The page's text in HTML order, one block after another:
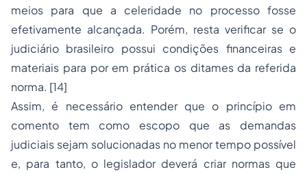
meios para que a celeridade no processo fosse
efetivamente alcançada. Porém, resta verificar se o
judiciário brasileiro possui condições financeiras e
materiais para por em prática os ditames da referida
norma. [14]
Assim, é necessário entender que o princípio em
comento tem como escopo que as demandas
judiciais sejam solucionadas no menor tempo possível
e, para tanto, o legislador deverá criar normas que